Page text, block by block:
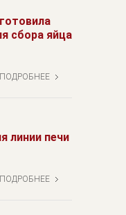
сбора яйца
ПОДРОБНЕЕ
линии печи
ПОДРОБНЕЕ